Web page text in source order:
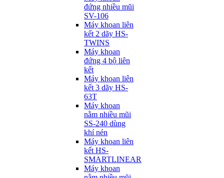
đứng nhiều mũi
SV-106
Máy khoan liên
kết 2 dãy HS-
TWINS
Máy khoan
đứng 4 bộ liên
kết
Máy khoan liên
kết 3 dãy HS-
63T
Máy khoan
nằm nhiều mũi
SS-240 dùng
khí nén
Máy khoan liên
kết HS-
SMARTLINEAR
Máy khoan